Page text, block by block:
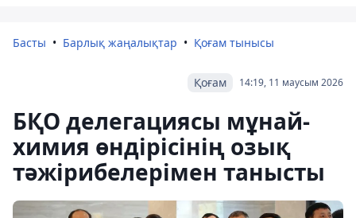
Басты Барлық жаңалықтар Қоғам тынысы
14:19, 11 маусым 2026
Қоғам
БҚО делегациясы мұнай-
химия өндірісінің озық
тәжірибелерімен танысты